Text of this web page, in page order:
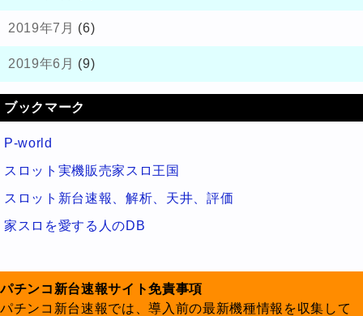
2019年7月 (6)
2019年6月 (9)
ブックマーク
P-world
スロット実機販売家スロ王国
スロット新台速報、解析、天井、評価
家スロを愛する人のDB
パチンコ新台速報サイト免責事項
パチンコ新台速報では、導入前の最新機種情報を収集して